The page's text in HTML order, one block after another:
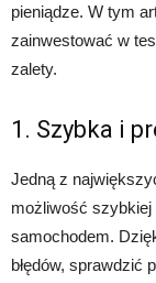
pieniądze. W tym
zainwestować w
zalety.
1. Szybka i
Jedną z
możliwość szybkiej
samochodem.
błędów, sprawdzić